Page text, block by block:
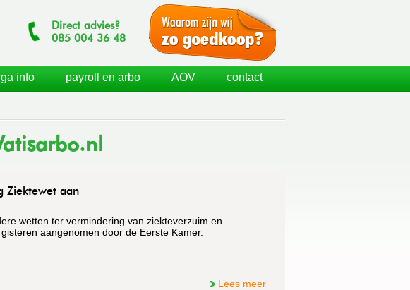
Direct advies?
085 004 36 48
Ziektewet aan
wetten ter vermindering van ziekteverzuim en
aangenomen door de Eerste Kamer.
Lees meer
info payroll en arbo AOV contact